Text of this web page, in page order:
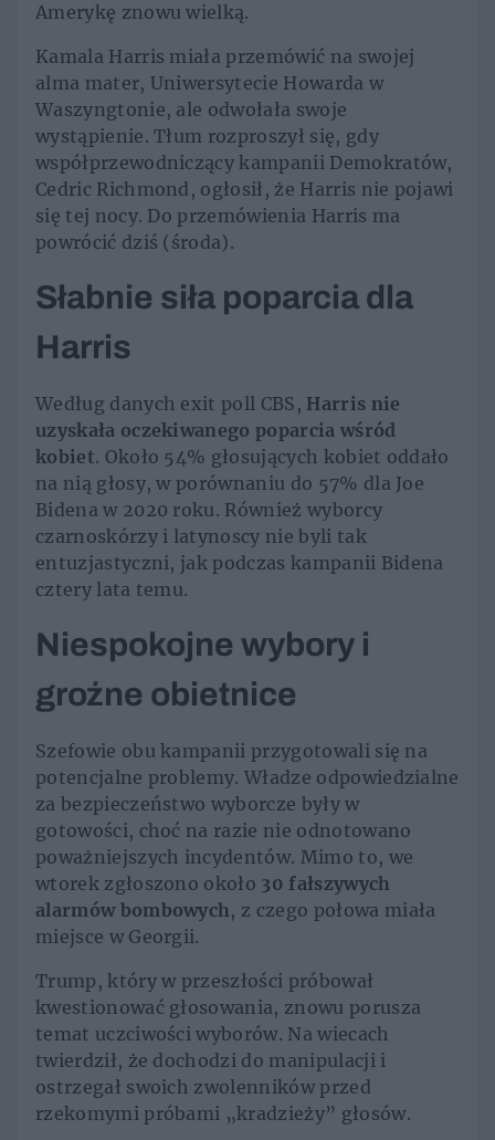
Amerykę znowu wielką.
Kamala Harris miała przemówić na swojej
alma mater, Uniwersytecie Howarda w
Waszyngtonie, ale odwołała swoje
wystąpienie. Tłum rozproszył się, gdy
współprzewodniczący kampanii Demokratów,
Cedric Richmond, ogłosił, że Harris nie pojawi
się tej nocy. Do przemówienia Harris ma
powrócić dziś (środa).
Słabnie siła poparcia dla
Harris
Według danych exit poll CBS, Harris nie
uzyskała oczekiwanego poparcia wśród
kobiet. Około 54% głosujących kobiet oddało
na nią głosy, w porównaniu do 57% dla Joe
Bidena w 2020 roku. Również wyborcy
czarnoskórzy i latynoscy nie byli tak
entuzjastyczni, jak podczas kampanii Bidena
cztery lata temu.
Niespokojne wybory i
groźne obietnice
Szefowie obu kampanii przygotowali się na
potencjalne problemy. Władze odpowiedzialne
za bezpieczeństwo wyborcze były w
gotowości, choć na razie nie odnotowano
poważniejszych incydentów. Mimo to, we
wtorek zgłoszono około 30 fałszywych
alarmów bombowych, z czego połowa miała
miejsce w Georgii.
Trump, który w przeszłości próbował
kwestionować głosowania, znowu porusza
temat uczciwości wyborów. Na wiecach
twierdził, że dochodzi do manipulacji i
ostrzegał swoich zwolenników przed
rzekomymi próbami „kradzieży” głosów.